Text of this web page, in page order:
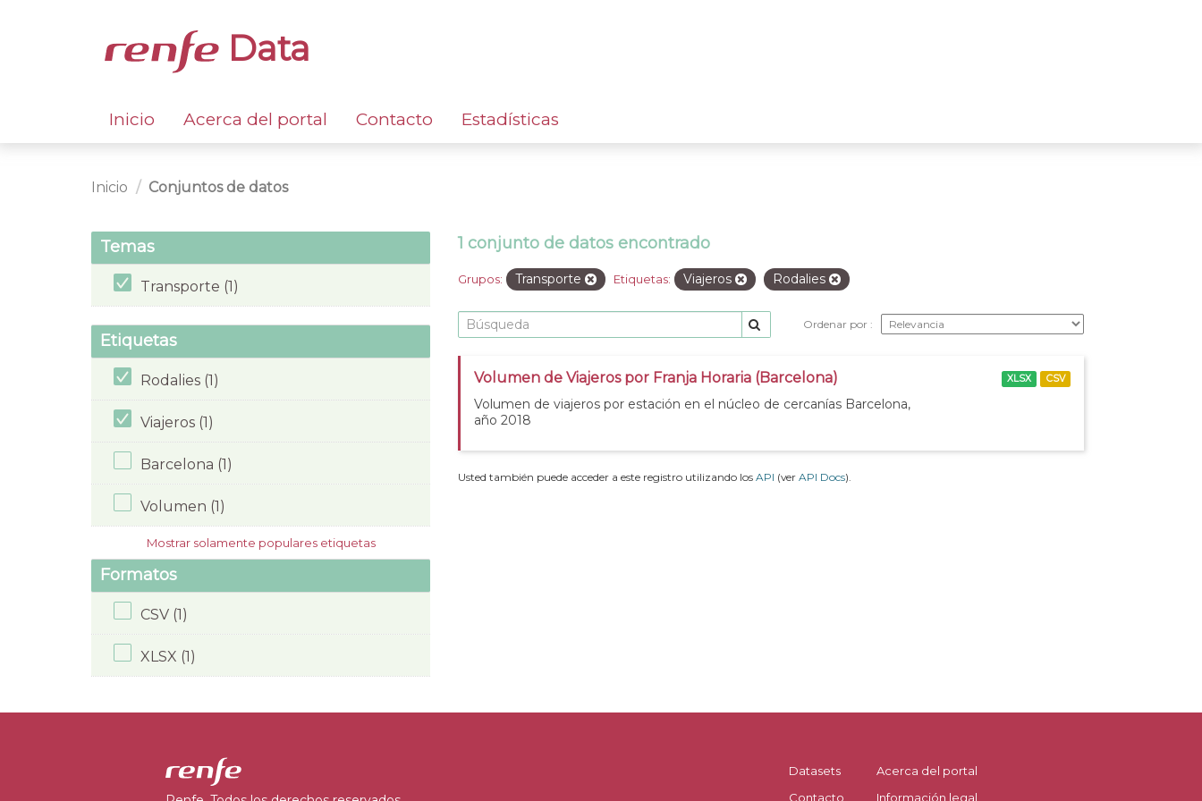
Data
Inicio Acerca del portal Contacto Estadísticas
Inicio Conjuntos de datos
Temas
Transporte (1)
Etiquetas
Rodalies (1)
Viajeros (1)
Barcelona (1)
Volumen (1)
Mostrar solamente populares etiquetas
Formatos
CSV (1)
XLSX (1)
1 conjunto de datos encontrado
Grupos: Transporte Etiquetas: Viajeros Rodalies
Ordenar por
Volumen de Viajeros por Franja Horaria (Barcelona)
Volumen de viajeros por estación en el núcleo de cercanías Barcelona,
año 2018
XLSX CSV
Usted también puede acceder a este registro utilizando los API (ver API Docs).
Datasets
Contacto
Acerca del portal
Información legal